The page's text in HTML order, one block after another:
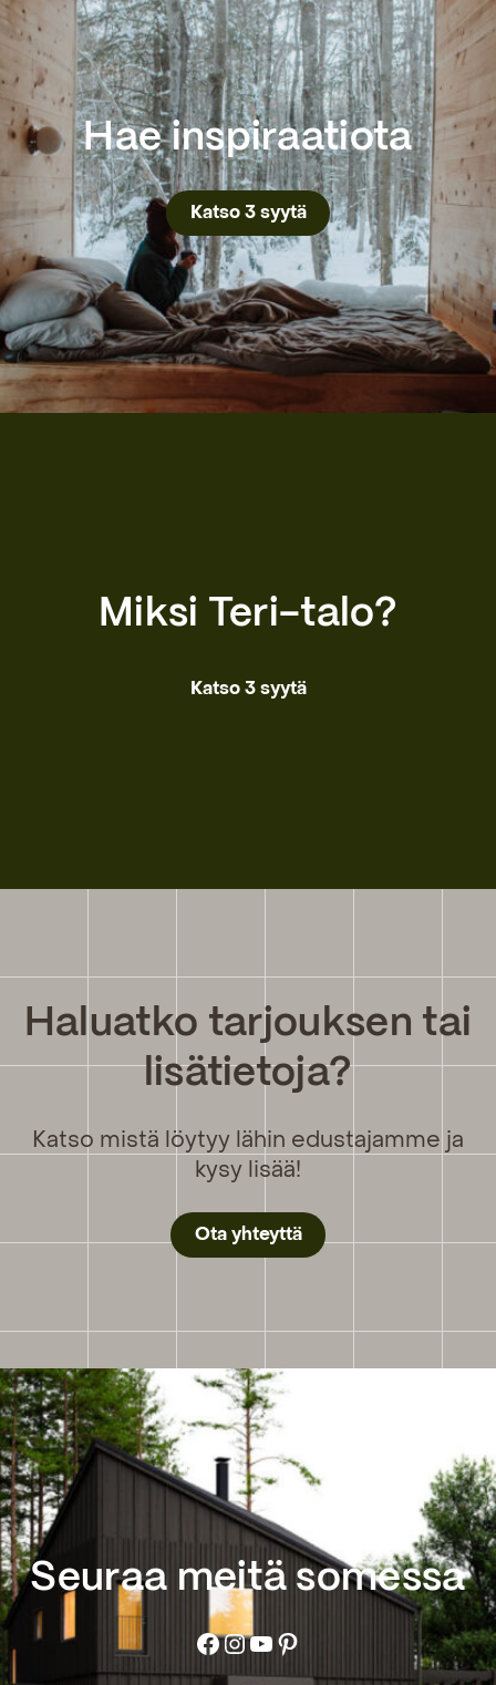
Hae inspiraatiota
Katso 3 syytä
Miksi Teri-talo?
Katso 3 syytä
Haluatko tarjouksen tai
lisätietoja?
Katso mistä löytyy lähin edustajamme ja
kysy lisää!
Ota yhteyttä
Seuraa meitä somessa
Facebook
Instagram
YouTube
Pinterest